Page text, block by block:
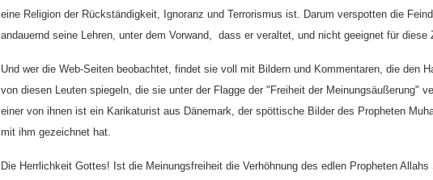
eine Religion der Rückständigkeit, Ignoranz und Terrorismus ist. Darum verspotten die
andauernd seine Lehren, unter dem Vorwand, dass er veraltet, und nicht geeignet für diese
Und wer die Web-Seiten beobachtet, findet sie voll mit Bildern und Kommentaren, die den
von diesen Leuten spiegeln, die sie unter der Flagge der "Freiheit der Meinungsäußerung"
einer von ihnen ist ein Karikaturist aus Dänemark, der spöttische Bilder des Propheten
mit ihm gezeichnet hat.
Die Herrlichkeit Gottes! Ist die Meinungsfreiheit die Verhöhnung des edlen Propheten Allahs